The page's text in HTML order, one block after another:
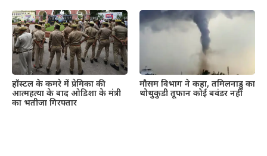
हॉस्टल के कमरे में प्रेमिका की
आत्महत्या के बाद ओडिशा के मंत्री
का भतीजा गिरफ्तार
मौसम विभाग ने कहा, तमिलनाडु का
थोथुकुडी तूफान कोई बवंडर नहीं